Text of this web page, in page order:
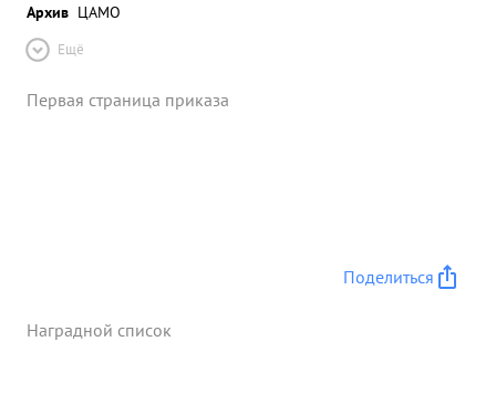
Архив ЦАМО
Ещё
Первая страница приказа
Поделиться
Наградной список